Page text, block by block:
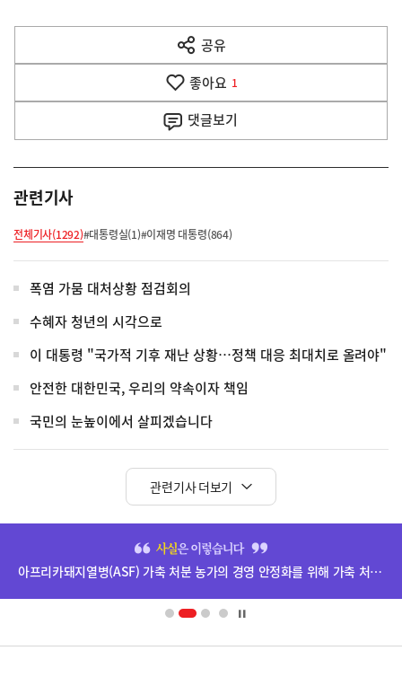
다
음
공유
열
기
좋아요 1
댓글보기
관련기사
전체기사(1292)#대통령실(1)#이재명 대통령(864)
폭염 가뭄 대처상황 점검회의
수혜자 청년의 시각으로
이 대통령 "국가적 기후 재난 상황…정책 대응 최대치로 올려야"
안전한 대한민국, 우리의 약속이자 책임
국민의 눈높이에서 살피겠습니다
관련기사 더보기
단
영
아프리카돼지열병(ASF) 가축 처분 농가의 경영 안정화를 위해 가축 처분 보상금을 신속하게 지급하겠습니다.